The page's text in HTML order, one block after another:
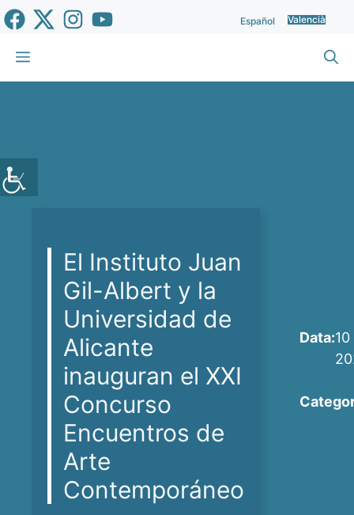
Vés
al
contingut
Español Valencià
Menu
El Instituto Juan
Gil-Albert y la
Universidad de
Alicante
inauguran el XXI
Concurso
Encuentros de
Arte
Contemporáneo
Data: